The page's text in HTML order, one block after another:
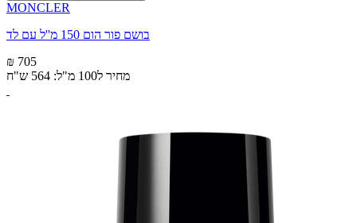
MONCLER
בושם פור הום 150 מ''ל עם לד
₪ 705
מחיר ל100 מ"ל: 564 ש"ח